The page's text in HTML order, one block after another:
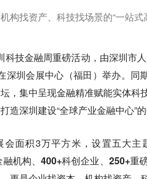
构找资产、科技找场景的“一站式
科技金融周重磅活动，由深圳市
深圳会展中心（福田）举办。
，集中呈现金融精准赋能实体科
造深圳建设“全球产业金融中心”的
会面积3万平方米，设置五大主
融机构、400+科创企业、 250+重